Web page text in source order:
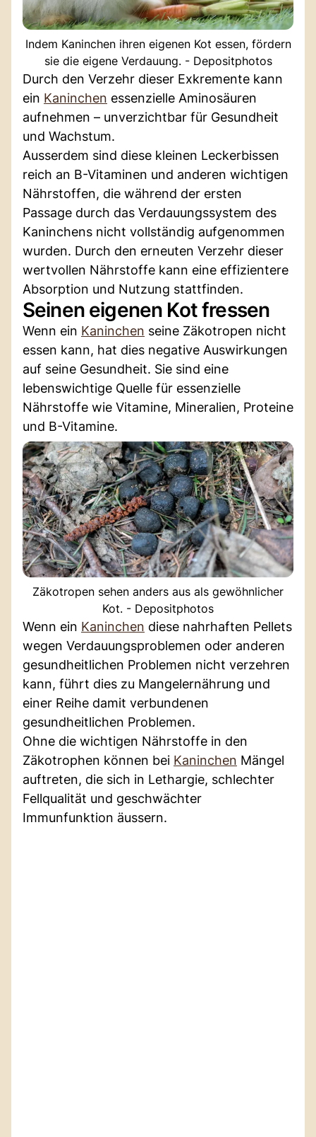
Indem Kaninchen ihren eigenen Kot essen, fördern
sie die eigene Verdauung. - Depositphotos
Durch den Verzehr dieser Exkremente kann
ein Kaninchen essenzielle Aminosäuren
aufnehmen – unverzichtbar für Gesundheit
und Wachstum.
Ausserdem sind diese kleinen Leckerbissen
reich an B-Vitaminen und anderen wichtigen
Nährstoffen, die während der ersten
Passage durch das Verdauungssystem des
Kaninchens nicht vollständig aufgenommen
wurden. Durch den erneuten Verzehr dieser
wertvollen Nährstoffe kann eine effizientere
Absorption und Nutzung stattfinden.
Seinen eigenen Kot fressen
Wenn ein Kaninchen seine Zäkotropen nicht
essen kann, hat dies negative Auswirkungen
auf seine Gesundheit. Sie sind eine
lebenswichtige Quelle für essenzielle
Nährstoffe wie Vitamine, Mineralien, Proteine
und B-Vitamine.
Zäkotropen sehen anders aus als gewöhnlicher
Kot. - Depositphotos
Wenn ein Kaninchen diese nahrhaften Pellets
wegen Verdauungsproblemen oder anderen
gesundheitlichen Problemen nicht verzehren
kann, führt dies zu Mangelernährung und
einer Reihe damit verbundenen
gesundheitlichen Problemen.
Ohne die wichtigen Nährstoffe in den
Zäkotrophen können bei Kaninchen Mängel
auftreten, die sich in Lethargie, schlechter
Fellqualität und geschwächter
Immunfunktion äussern.